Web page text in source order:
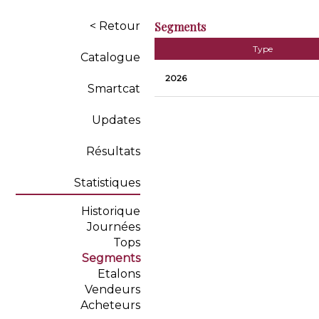
< Retour
Catalogue
Smartcat
Updates
Résultats
Statistiques
Historique
Journées
Tops
Segments
Etalons
Vendeurs
Acheteurs
Segments
Type
2026